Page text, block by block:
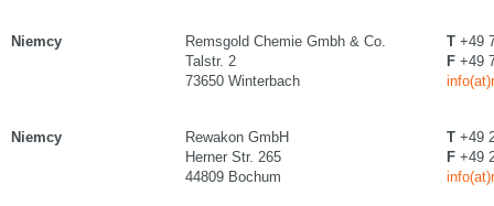
Niemcy
Remsgold Chemie Gmbh & Co.
Talstr. 2
73650 Winterbach
T +49
F +49
Niemcy
Rewakon GmbH
Herner Str. 265
44809 Bochum
T +49
F +49